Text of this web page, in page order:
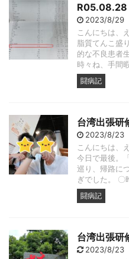
R05.08.28
2023/8/29
こんにちは、
脂質てんこ盛
的な不良患者
時々ね、手間
闘病記
台湾出張研
2023/8/23
こんにちは、
今日で最後。
巡り、帰路に
ぎでした。 〇
闘病記
台湾出張研
2023/8/23